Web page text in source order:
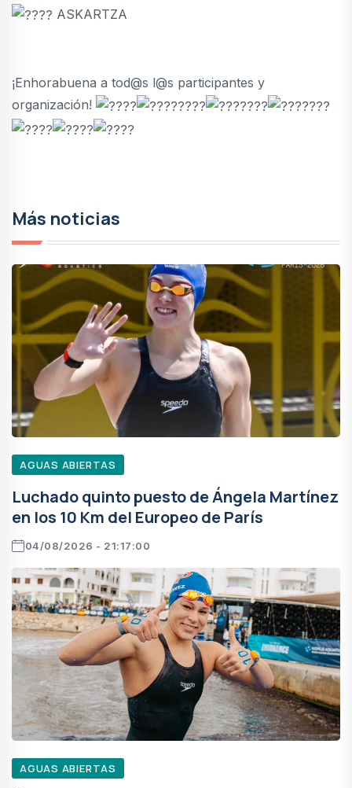
ASKARTZA
¡Enhorabuena a tod@s l@s participantes y
organización!
Más noticias
AGUAS ABIERTAS
Luchado quinto puesto de Ángela Martínez
en los 10 Km del Europeo de París
04/08/2026 - 21:17:00
AGUAS ABIERTAS